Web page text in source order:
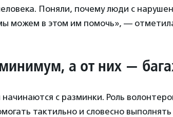
Поняли, почему люди с
можем в этом им помочь», —
а от них —
начинаются с разминки. Роль
тактильно и словесно